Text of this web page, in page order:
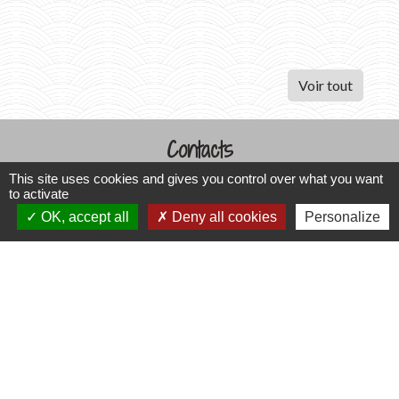
Voir tout
Contacts
Commune de Varennes
1, place de la Mairie
37600 Varennes - FRANCE
This site uses cookies and gives you control over what you want
to activate
OK, accept all
Deny all cookies Personalize